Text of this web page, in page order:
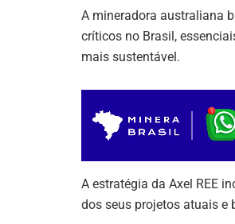
A mineradora australiana
críticos no Brasil,
mais sustentável.
A estratégia da Axel REE
dos seus projetos atuais e